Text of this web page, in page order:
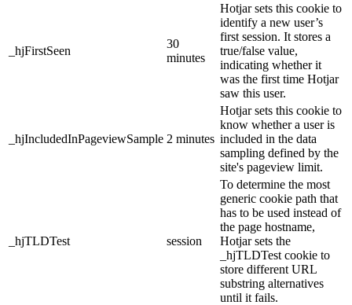
_hjFirstSeen
30
minutes
Hotjar sets this cookie to
identify a new user’s
first session. It stores a
true/false value,
indicating whether it
was the first time Hotjar
saw this user.
_hjIncludedInPageviewSample 2 minutes
Hotjar sets this cookie to
know whether a user is
included in the data
sampling defined by the
site's pageview limit.
_hjTLDTest session
To determine the most
generic cookie path that
has to be used instead of
the page hostname,
Hotjar sets the
_hjTLDTest cookie to
store different URL
substring alternatives
until it fails.